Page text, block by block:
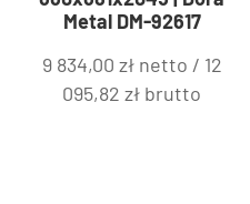
Metal DM-92617
9 834,00 zł netto / 12
095,82zł brutto